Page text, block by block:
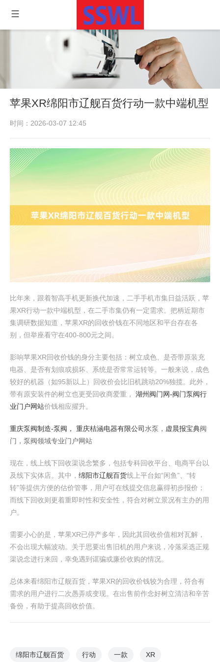
苹果XR绵阳市辽舰百货行动一款中端机型
时间：2026-03-07 12:45
比年来，跟着智高手机更新换代加速，二手手机市集日益活跃，苹
果XR行动一款中端机型，在二手市集仍有一定需求。把柄近期市
集调研数据知道，苹果XR的回收价钱在不同地区和平台存在各
别，但举座看守在400-800元之间。
影响苹果XR回收价钱的身分主要包括：树立成色、是否带原装充
电器、是否有划痕或损坏、系统是否常常运转等。一般来说，成色
较好的机器（如95新以上）回收价会比旧机跳动20%独揽。此外，
带有原安装件的树立也更受回收商爱重， 湖州阀门网-阀门泵阀行
业门户网站价钱相应擢升。
重庆泵阀制造-泵阀， 重庆桔涵电器有限公司 水泵， 虚晨报宝典阀
门，泵阀领域专业门户网站
现在，线上线下回收渠说念繁多，包括专科回收平台、电商平台以
及线下实体店。其中， 绵阳市辽舰百货线上平台如“闲鱼”、“转
转”等提供方便的估价管事，用户可在线提交信息赢得初步报价；
而线下回收则更着重即时性和安全性，符合对树立景况有主办的用
户。
需要小心的是，苹果XR已停产多年，因此其回收价值相对瓦解，
不会出现大幅波动。关于思要出售旧机的用户来说，冷落采选正规
渠说念进行来回，幸免遇到诓骗或廉价收购的情况。
总体来看绵阳市辽舰百货，苹果XR的回收价钱较为合理，符合有
需求的用户进行二次愚弄或变现。在出售前作念好树立清洁和辛苦
备份，有助于提高回收价值。
绵阳市辽舰百货 行动 一款 XR